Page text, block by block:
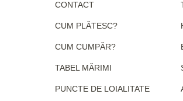
CONTACT
CUM PLĂTESC?
CUM CUMPĂR?
TABEL MĂRIMI
PUNCTE DE LOIALITATE